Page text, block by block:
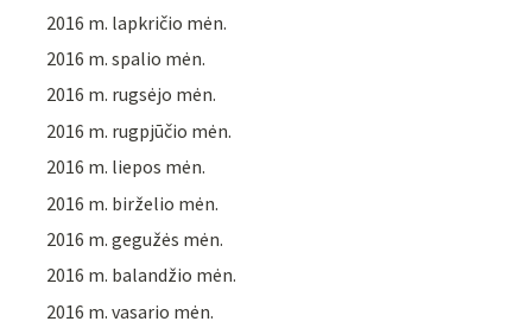
2016 m. lapkričio mėn.
2016 m. spalio mėn.
2016 m. rugsėjo mėn.
2016 m. rugpjūčio mėn.
2016 m. liepos mėn.
2016 m. birželio mėn.
2016 m. gegužės mėn.
2016 m. balandžio mėn.
2016 m. vasario mėn.